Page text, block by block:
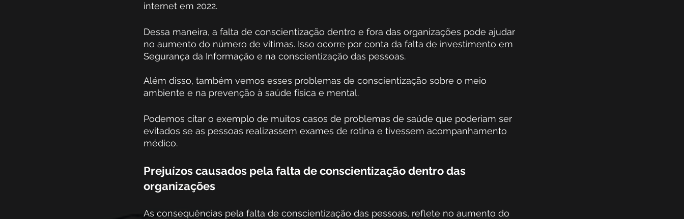
internet em 2022.
Dessa maneira, a falta de conscientização dentro e fora das organizações pode ajudar
no aumento do número de vítimas. Isso ocorre por conta da falta de investimento em
Segurança da Informação e na conscientização das pessoas.
Além disso, também vemos esses problemas de conscientização sobre o meio
ambiente e na prevenção à saúde física e mental.
Podemos citar o exemplo de muitos casos de problemas de saúde que poderiam ser
evitados se as pessoas realizassem exames de rotina e tivessem acompanhamento
médico.
Prejuízos causados pela falta de conscientização dentro das
organizações
As consequências pela falta de conscientização das pessoas, reflete no aumento do